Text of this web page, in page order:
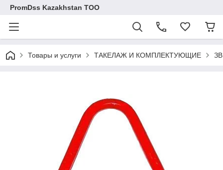
PromDss Kazakhstan TOO
Товары и услуги ТАКЕЛАЖ И КОМПЛЕКТУЮЩИЕ